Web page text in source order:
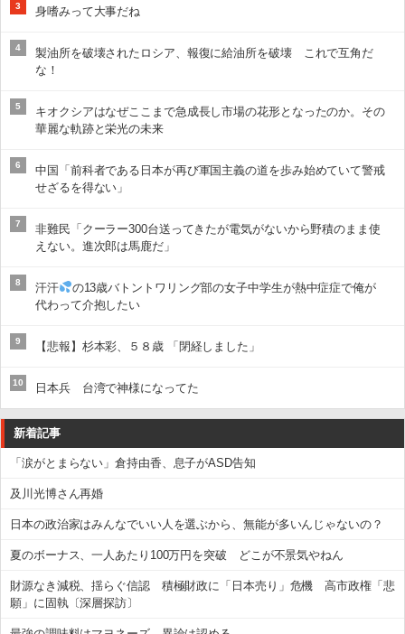
3 身嗜みって大事だね
4
製油所を破壊されたロシア、報復に給油所を破壊 これで互角だ
な！
5
キオクシアはなぜここまで急成長し市場の花形となったのか。その
華麗な軌跡と栄光の未来
6
中国「前科者である日本が再び軍国主義の道を歩み始めていて警戒
せざるを得ない」
7
非難民「クーラー300台送ってきたが電気がないから野積のまま使
えない。進次郎は馬鹿だ」
8 汗汗
の13歳バトントワリング部の女子中学生が熱中症症で俺が
代わって介抱したい
9 【悲報】杉本彩、５８歳 「閉経しました」
10 日本兵 台湾で神様になってた
新着記事
「涙がとまらない」倉持由香、息子がASD告知
及川光博さん再婚
日本の政治家はみんなでいい人を選ぶから、無能が多いんじゃないの？
夏のボーナス、一人あたり100万円を突破 どこが不景気やねん
財源なき減税、揺らぐ信認 積極財政に「日本売り」危機 高市政権「悲
願」に固執〔深層探訪〕